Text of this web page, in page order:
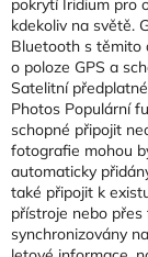
pokrytí Iridium pro
kdekoliv na světě.
Bluetooth s těmito
o poloze GPS a
Satelitní
Photos Populární
schopné připojit
fotografie mohou
automaticky
také připojit k
přístroje nebo přes
synchronizovány